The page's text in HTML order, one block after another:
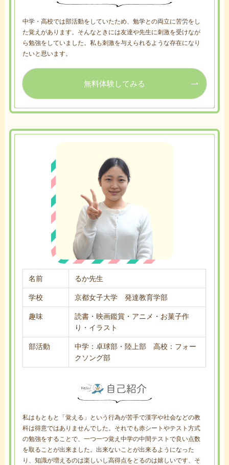
中学・高校では部活動をしていたため、勉学との両立に苦労をし
た覚えがあります。そんなときには友達や先生に刺激を受けなが
ら勉強をしていました。私も刺激を与えられるような存在になり
たいと思います。
無料体験してみる
名前 るか先生
学校 京都女子大学 発達教育学部
趣味
読書・映画鑑賞・アニメ・お菓子作
り・イラスト
部活動
中学：卓球部・陸上部 高校：フォー
クソング部
私はもともと「覚える」という行為が苦手で漢字や社会などの教
科は得意ではありませんでした。それでも赤シートやテスト方式
の勉強をすることで、一つ一つ覚え中学の中間テストで良い点数
を取ることが出来ました。出来ないことが出来るようになった
り、知識が増えるのは楽しいし高得点をとるのは嬉しいです、そ